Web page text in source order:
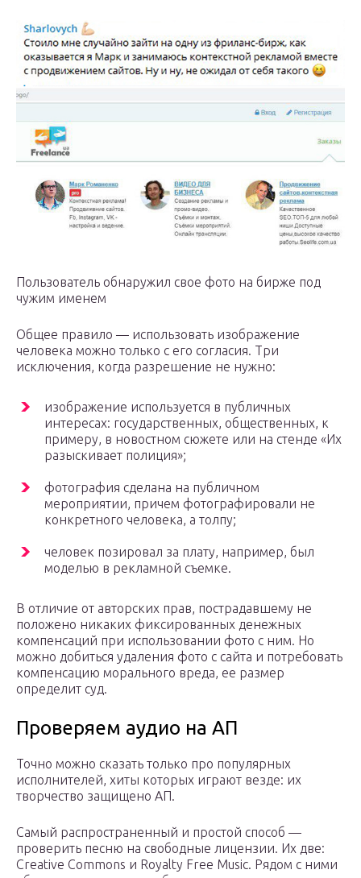
Пользователь обнаружил свое фото на бирже под
чужим именем
Общее правило — использовать изображение
человека можно только с его согласия. Три
исключения, когда разрешение не нужно:
изображение используется в публичных
интересах: государственных, общественных, к
примеру, в новостном сюжете или на стенде «Их
разыскивает полиция»;
фотография сделана на публичном
мероприятии, причем фотографировали не
конкретного человека, а толпу;
человек позировал за плату, например, был
моделью в рекламной съемке.
В отличие от авторских прав, пострадавшему не
положено никаких фиксированных денежных
компенсаций при использовании фото с ним. Но
можно добиться удаления фото с сайта и потребовать
компенсацию морального вреда, ее размер
определит суд.
Проверяем аудио на АП
Точно можно сказать только про популярных
исполнителей, хиты которых играют везде: их
творчество защищено АП.
Самый распространенный и простой способ —
проверить песню на свободные лицензии. Их две:
Creative Commons и Royalty Free Music. Рядом с ними